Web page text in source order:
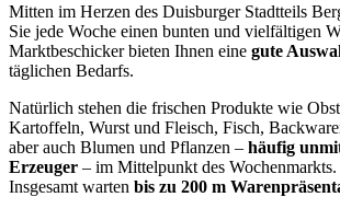
Mitten im Herzen des Duisburger Stadtteils
Sie jede Woche einen bunten und vielfältigen
Marktbeschicker bieten Ihnen eine gute
täglichen Bedarfs.
Natürlich stehen die frischen Produkte wie
Kartoffeln, Wurst und Fleisch, Fisch,
aber auch Blumen und Pflanzen – häufig
Erzeuger – im Mittelpunkt des Wochenmarkts.
Insgesamt warten bis zu 200 m